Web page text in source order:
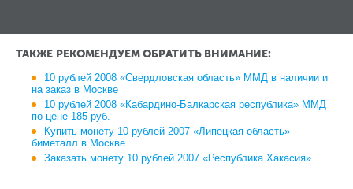
ТАКЖЕ РЕКОМЕНДУЕМ ОБРАТИТЬ ВНИМАНИЕ:
10 рублей 2008 «Свердловская область» ММД в наличии и
на заказ в Москве
10 рублей 2008 «Кабардино-Балкарская республика» ММД
по цене 185 руб.
Купить монету 10 рублей 2007 «Липецкая область»
биметалл в Москве
Заказать монету 10 рублей 2007 «Республика Хакасия»